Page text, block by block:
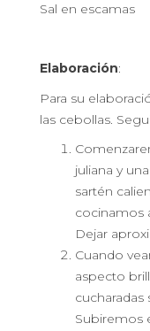
Sal en escamas
Elaboración:
Para su
las cebollas.
juliana y
sartén
cocinamos
Dejar
Cuando
aspecto
cucharadas
Subiremos